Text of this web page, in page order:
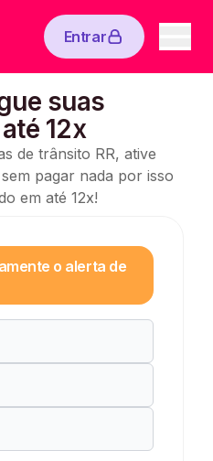
Entrar
suas
12x
de trânsito RR, ative
pagar nada por isso
em até 12x!
o alerta de